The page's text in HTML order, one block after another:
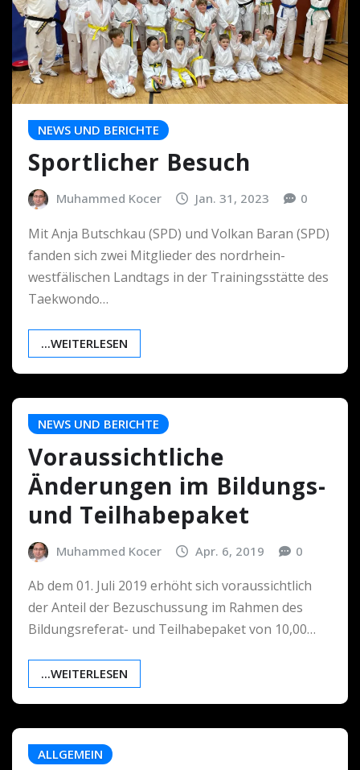
NEWS UND BERICHTE
Sportlicher Besuch
Muhammed Kocer Jan. 31, 2023 0
Mit Anja Butschkau (SPD) und Volkan Baran (SPD)
fanden sich zwei Mitglieder des nordrhein-
westfälischen Landtags in der Trainingsstätte des
Taekwondo…
...WEITERLESEN
NEWS UND BERICHTE
Voraussichtliche
Änderungen im Bildungs-
und Teilhabepaket
Muhammed Kocer Apr. 6, 2019 0
Ab dem 01. Juli 2019 erhöht sich voraussichtlich
der Anteil der Bezuschussung im Rahmen des
Bildungsreferat- und Teilhabepaket von 10,00…
...WEITERLESEN
ALLGEMEIN